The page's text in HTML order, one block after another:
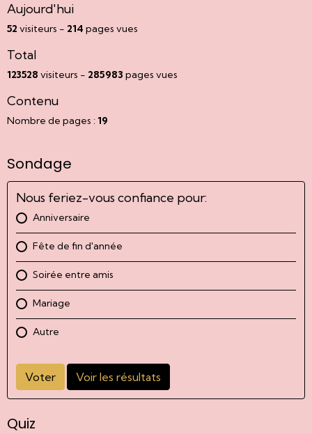
Aujourd'hui
52 visiteurs - 214 pages vues
Total
123528 visiteurs - 285983 pages vues
Contenu
Nombre de pages :19
Sondage
Nous feriez-vous confiance pour:
Anniversaire
Fête de fin d'année
Soirée entre amis
Mariage
Autre
Voter Voir les résultats
Quiz